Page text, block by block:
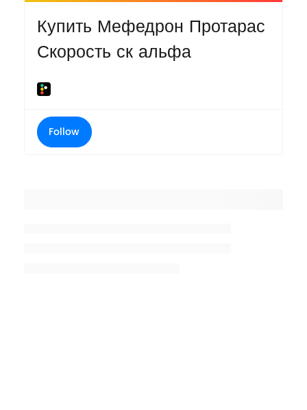
Купить Мефедрон Протарас
Скорость ск альфа
Follow